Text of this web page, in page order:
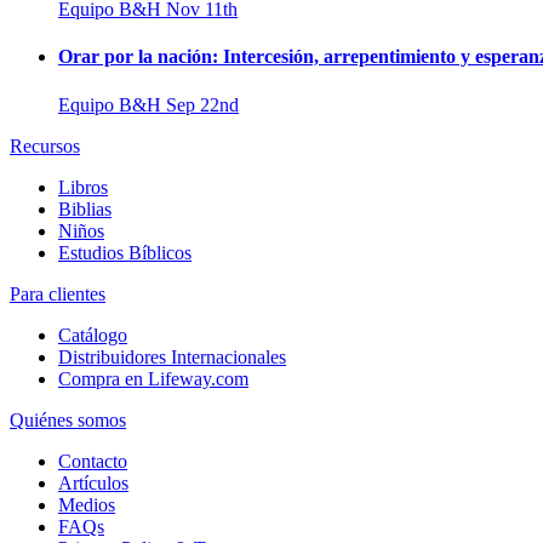
Equipo B&H Nov 11th
Orar por la nación: Intercesión, arrepentimiento y
Equipo B&H Sep 22nd
Recursos
Libros
Biblias
Niños
Estudios Bíblicos
Para clientes
Catálogo
Distribuidores Internacionales
Compra en Lifeway.com
Quiénes somos
Contacto
Artículos
Medios
FAQs